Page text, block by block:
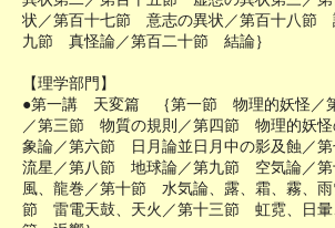
状／第百十七節 意志の異状／第百十八節
九節 真怪論／第百二十節 結論｝
【理学部門】
●第一講 天変篇 ｛第一節 物理的妖怪／
／第三節 物質の規則／第四節 物理的妖
象論／第六節 日月論並日月中の影及蝕／
流星／第八節 地球論／第九節 空気論／
風、龍巻／第十節 水気論、露、霜、霧、
節 雷電天鼓、天火／第十三節 虹霓、日暈